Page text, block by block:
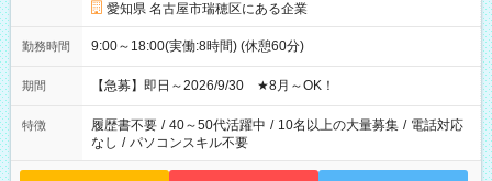
愛知県 名古屋市瑞穂区にある企業
勤務時間 9:00～18:00(実働:8時間) (休憩60分)
期間 【急募】即日～2026/9/30 ★8月～OK！
特徴 履歴書不要 / 40～50代活躍中 / 10名以上の大量募集 / 電話対応
なし / パソコンスキル不要